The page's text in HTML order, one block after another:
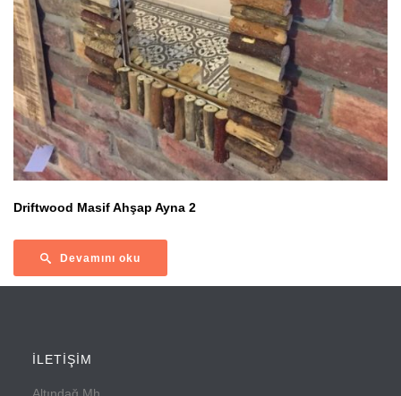
Driftwood Masif Ahşap Ayna 2
Devamını oku
İLETİŞİM